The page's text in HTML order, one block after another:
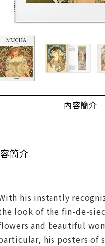
內容簡介
簡介
his instantly
look of the fin-de-
and beautiful
his posters of